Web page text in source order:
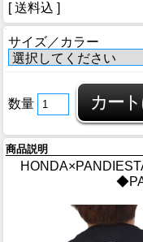
[ 送料込 ]
サイズ／カラー
数量
商品説明